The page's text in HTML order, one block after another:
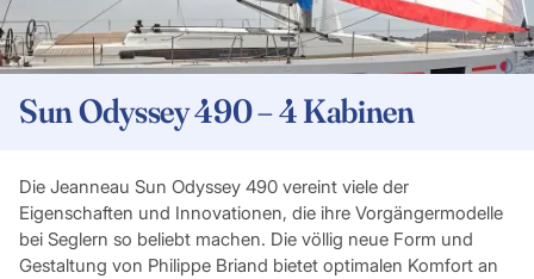
Sun Odyssey 490 – 4 Kabinen
Die Jeanneau Sun Odyssey 490 vereint viele der
Eigenschaften und Innovationen, die ihre Vorgängermodelle
bei Seglern so beliebt machen. Die völlig neue Form und
Gestaltung von Philippe Briand bietet optimalen Komfort an